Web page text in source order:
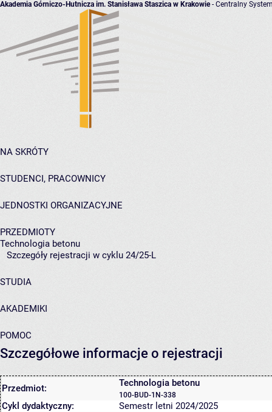
Akademia Górniczo-Hutnicza im. Stanisława Staszica w Krakowie- Centralny
NA SKRÓTY
STUDENCI, PRACOWNICY
JEDNOSTKI ORGANIZACYJNE
PRZEDMIOTY
Technologia betonu
Szczegóły rejestracji w cyklu 24/25-L
STUDIA
AKADEMIKI
POMOC
Szczegółowe informacje o rejestracji
Przedmiot: Technologia betonu
100-BUD-1N-338
Cykl dydaktyczny: Semestr letni 2024/2025